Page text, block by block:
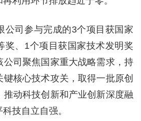
公司参与完成的3个项目获国家
奖、1个项目获国家技术发明奖
公司聚焦国家重大战略需求，持
核心技术攻关，取得一批原创
推动科技创新和产业创新深度融
技自立自强。